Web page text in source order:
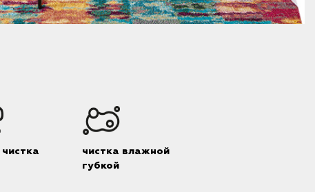
чистка
чистка влажной
губкой